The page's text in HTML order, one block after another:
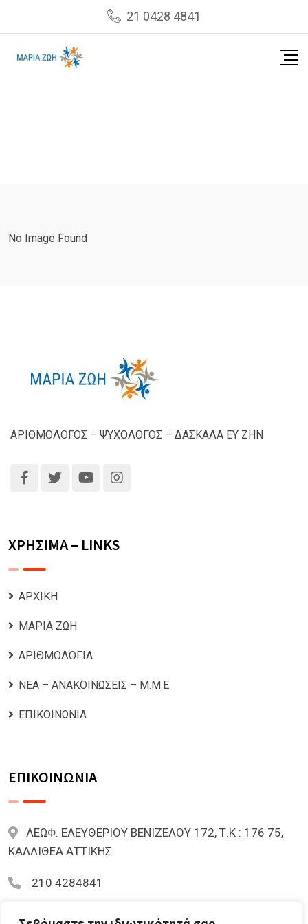
21 0428 4841
No Image Found
ΑΡΙΘΜΟΛΟΓΟΣ – ΨΥΧΟΛΟΓΟΣ – ΔΑΣΚΑΛΑ ΕΥ ΖΗΝ
ΧΡΗΣΙΜΑ – LINKS
ΑΡΧΙΚΗ
ΜΑΡΙΑ ΖΩΗ
ΑΡΙΘΜΟΛΟΓΙΑ
ΝΕΑ – ΑΝΑΚΟΙΝΩΣΕΙΣ – Μ.Μ.Ε
ΕΠΙΚΟΙΝΩΝΙΑ
ΕΠΙΚΟΙΝΩΝΙΑ
ΛΕΩΦ. ΕΛΕΥΘΕΡΙΟΥ ΒΕΝΙΖΕΛΟΥ 172, Τ.Κ : 176 75,
ΚΑΛΛΙΘΕΑ ΑΤΤΙΚΗΣ
210 4284841
mariazoi.powernumbers@gmail.com